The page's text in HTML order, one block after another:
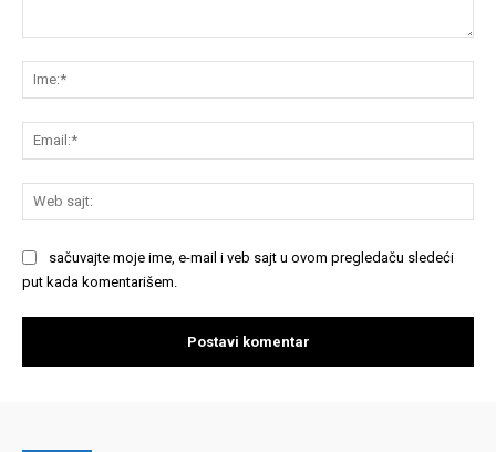
sačuvajte moje ime, e-mail i veb sajt u ovom pregledaču sledeći
put kada komentarišem.